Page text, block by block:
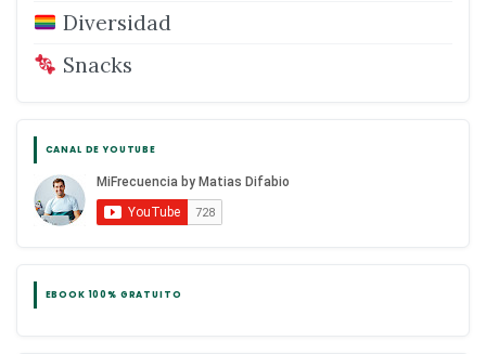
Diversidad
Snacks
CANAL DE YOUTUBE
EBOOK 100% GRATUITO